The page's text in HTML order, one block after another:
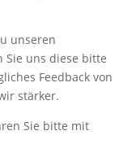
unseren
Sie uns diese bitte
Feedback von
stärker.
Sie bitte mit